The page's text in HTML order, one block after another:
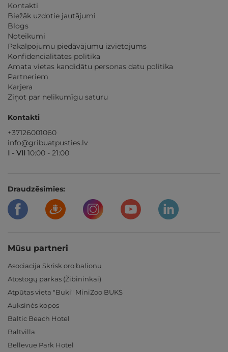
Kontakti
Biežāk uzdotie jautājumi
Blogs
Noteikumi
Pakalpojumu piedāvājumu izvietojums
Konfidencialitātes politika
Amata vietas kandidātu personas datu politika
Partneriem
Karjera
Ziņot par nelikumīgu saturu
Kontakti
+37126001060
info@gribuatpusties.lv
I - VII 10:00 - 21:00
Draudzēsimies:
Mūsu partneri
Asociacija Skrisk oro balionu
Atostogų parkas (Žibininkai)
Atpūtas vieta "Buki" MiniZoo BUKS
Auksinės kopos
Baltic Beach Hotel
Baltvilla
Bellevue Park Hotel